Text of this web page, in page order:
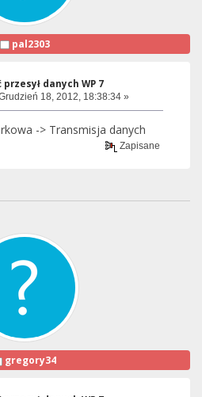
pal2303
danych WP 7
18, 2012, 18:38:34 »
-> Transmisja danych
Zapisane
gregory34